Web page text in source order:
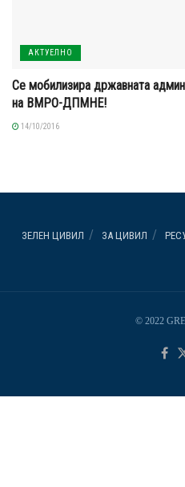
АКТУЕЛНО
Се мобилизира државната
на ВМРО-ДПМНЕ!
14/10/2016
ЗЕЛЕН ЦИВИЛ ЗА ЦИВИЛ
© 2022